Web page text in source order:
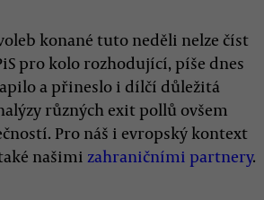
konané tuto neděli nelze číst
pro kolo rozhodující, píše dnes
a přineslo i dílčí důležitá
různých exit pollů ovšem
Pro náš i evropský kontext
našimi zahraničními partnery.